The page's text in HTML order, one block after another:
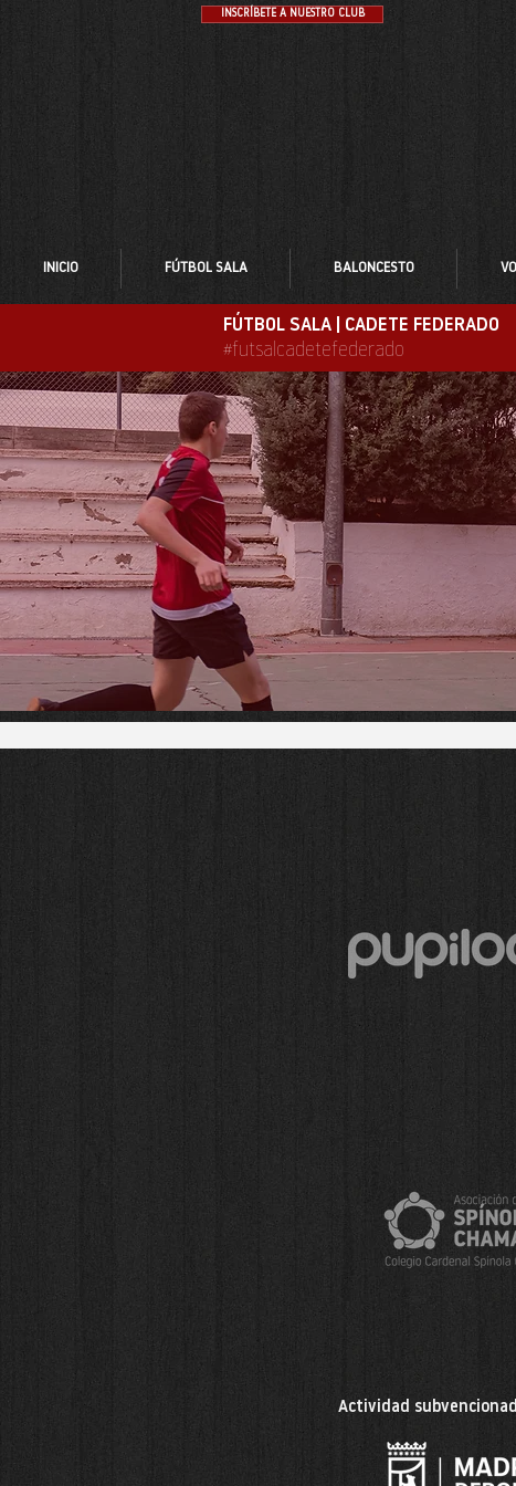
INSCRÍBETE A NUESTRO CLUB
INICIO FÚTBOL SALA BALONCESTO
FÚTBOL SALA | CADETE FEDERADO
#futsalcadetefederado
Actividad